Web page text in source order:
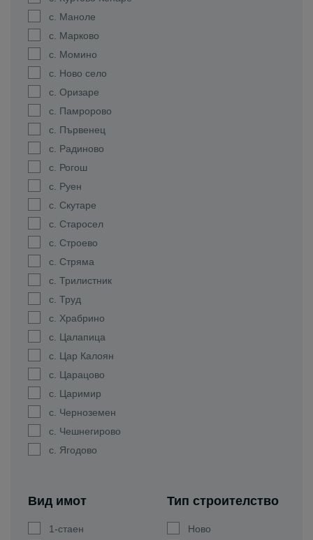
с. Маноле
с. Марково
с. Момино
с. Ново село
с. Оризаре
с. Памророво
с. Първенец
с. Радиново
с. Рогош
с. Руен
с. Скутаре
с. Старосел
с. Строево
с. Стряма
с. Трилистник
с. Труд
с. Храбрино
с. Цалапица
с. Цар Калоян
с. Царацово
с. Царимир
с. Черноземен
с. Чешнегирово
с. Ягодово
Вид имот
1-стаен
Тип строителство
Ново